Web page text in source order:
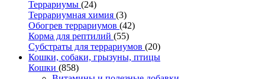
Террариумы (24)
Террариумная химия (3)
Обогрев террариумов (42)
Корма для рептилий (55)
Субстраты для террариумов (20)
Кошки, собаки, грызуны, птицы
Кошки (858)